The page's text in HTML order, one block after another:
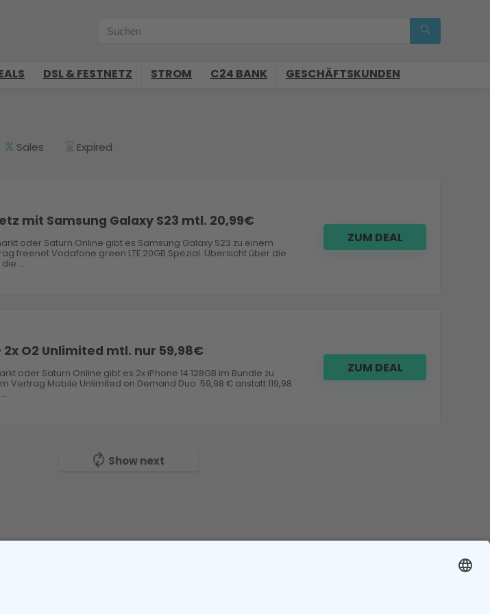
DSL & FESTNETZ STROM C24 BANK GESCHÄFTSKUNDEN
Sales Expired
mit Samsung Galaxy S23 mtl. 20,99€
oder Saturn Online gibt es Samsung Galaxy S23 zu einem
freenet Vodafone green LTE 20GB Spezial. Übersicht über die
...
ZUM DEAL
2x O2 Unlimited mtl. nur 59,98€
oder Saturn Online gibt es 2x iPhone 14 128GB im Bundle zu
Vertrag Mobile Unlimited on Demand Duo. 59,98 € anstatt 119,98
ZUM DEAL
Show next